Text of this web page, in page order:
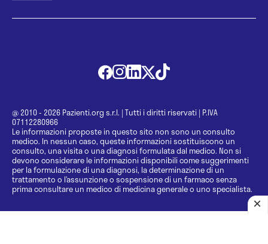
@ 2010 - 2026 Pazienti.org s.r.l. | Tutti i diritti riservati | P.IVA
07112280966
Le informazioni proposte in questo sito non sono un consulto
medico. In nessun caso, queste informazioni sostituiscono un
consulto, una visita o una diagnosi formulata dal medico. Non si
devono considerare le informazioni disponibili come suggerimenti
per la formulazione di una diagnosi, la determinazione di un
trattamento o l’assunzione o sospensione di un farmaco senza
prima consultare un medico di medicina generale o uno specialista.